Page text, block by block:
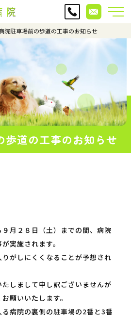
院駐車場前の歩道の工事のお知らせ
歩道の工事のお知らせ
月２８日（土）までの間、病院
実施されます。
がしにくくなることが予想され
しまして申し訳ございませんが
願いいたします。
病院の裏側の駐車場の2番と3番